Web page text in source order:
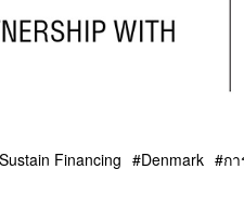
Sustain Financing Denmark ก